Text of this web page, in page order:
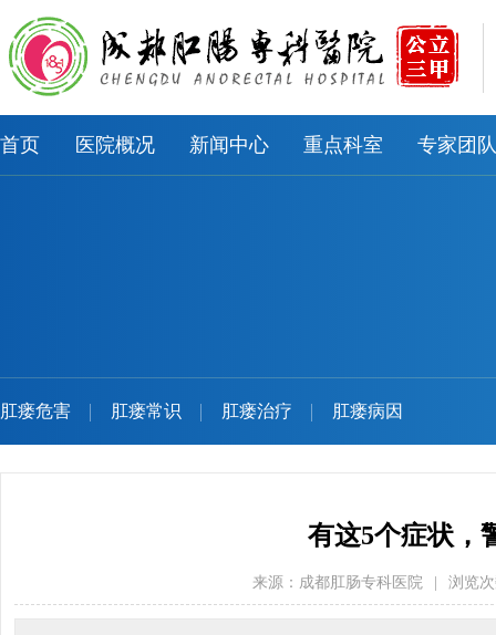
首页 医院概况 新闻中心 重点科室 专家团队
肛瘘危害 肛瘘常识 肛瘘治疗 肛瘘病因
有这5个症状，
来源：成都肛肠专科医院 浏览